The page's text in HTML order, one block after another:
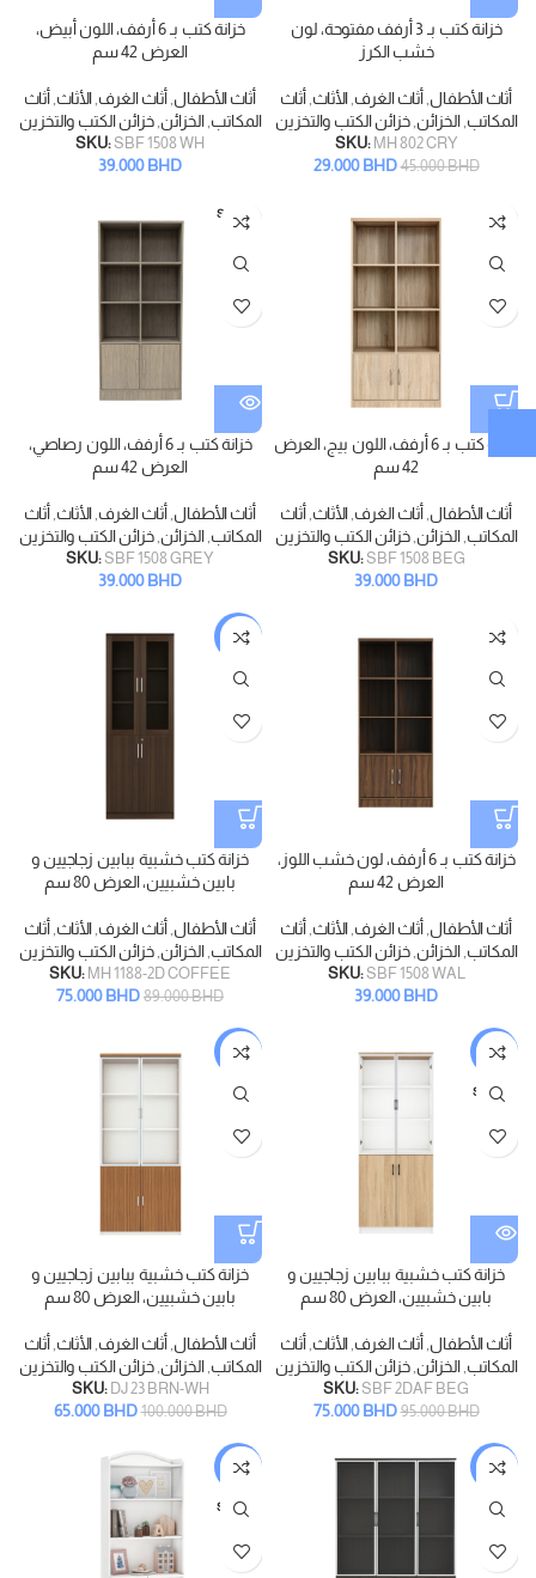
خزانة كتب بـ 3 أرفف مفتوحة، لون
خشب الكرز
أثاث الأطفال أثاث الغرف الأثاث أثاث
المكاتب ,الخزائن ,خزائن الكتب والتخزين
SKU: MH 802 CRY
45.000BHD
29.000BHD
خزانة كتب بـ 6 أرفف، اللون أبيض،
العرض 42 سم
أثاث الأطفال أثاث الغرف الأثاث أثاث
المكاتب ,الخزائن ,خزائن الكتب والتخزين
SKU:SBF 1508 WH
39.000BHD
خزانة كتب بـ 6 أرفف، اللون بيج، العرض
42 سم
أثاث الأطفال أثاث الغرف الأثاث أثاث
المكاتب ,الخزائن ,خزائن الكتب والتخزين
SKU:SBF 1508 BEG
39.000BHD
SOLD
OUT
خزانة كتب بـ 6 أرفف، اللون رصاصي،
العرض 42 سم
أثاث الأطفال أثاث الغرف الأثاث أثاث
المكاتب ,الخزائن ,خزائن الكتب والتخزين
SKU:SBF 1508 GREY
39.000BHD
خزانة كتب بـ 6 أرفف، لون خشب اللوز،
العرض 42 سم
أثاث الأطفال أثاث الغرف الأثاث أثاث
المكاتب ,الخزائن ,خزائن الكتب والتخزين
SKU:SBF 1508 WAL
39.000BHD
-16%
خزانة كتب خشبية ببابين زجاجيين و
بابين خشبيين، العرض 80 سم
أثاث الأطفال أثاث الغرف الأثاث أثاث
المكاتب ,الخزائن ,خزائن الكتب والتخزين
SKU: MH 1188-2D COFFEE
89.000BHD
75.000BHD
-21%
SOLD
خزانة كتب خشبية ببابين زجاجيين و
بابين خشبيين، العرض 80 سم
أثاث الأطفال أثاث الغرف الأثاث أثاث
المكاتب ,الخزائن ,خزائن الكتب والتخزين
SKU:SBF 2DAF BEG
95.000BHD
75.000BHD
-35%
خزانة كتب خشبية ببابين زجاجيين و
بابين خشبيين، العرض 80 سم
أثاث الأطفال أثاث الغرف الأثاث أثاث
المكاتب ,الخزائن ,خزائن الكتب والتخزين
SKU: DJ 23 BRN-WH
100.000BHD
65.000BHD
-18%
-10%
SOLD